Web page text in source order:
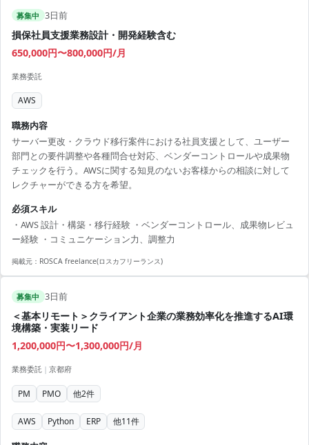
募集中 3日前
損保社員支援業務設計・開発経験含む
650,000円〜800,000円/月
業務委託
AWS
職務内容
サーバー更改・クラウド移行案件における社員支援として、ユーザー
部門との要件調整や各種問合せ対応、ベンダーコントロールや成果物
チェックを行う。AWSに関する知見のないお客様からの相談に対して
レクチャーができる方を希望。
必須スキル
・AWS 設計・構築・移行経験 ・ベンダーコントロール、成果物レビュ
ー経験 ・コミュニケーション力、調整力
掲載元： ROSCA freelance(ロスカフリーランス)
募集中 3日前
＜基本リモート＞クライアント企業の業務効率化を推進するAI環
境構築・実装リード
1,200,000円〜1,300,000円/月
業務委託 | 京都府
PM PMO 他2件
AWS Python ERP 他11件